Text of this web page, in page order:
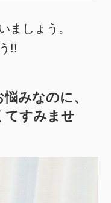
ましょう。
!!
みなのに、
てすみませ